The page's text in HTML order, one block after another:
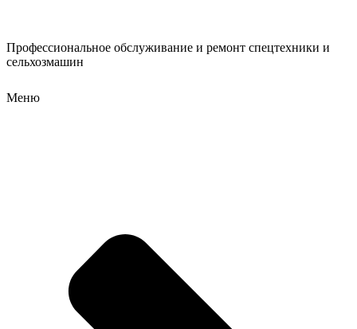
Профессиональное обслуживание и ремонт спецтехники и
сельхозмашин
Меню